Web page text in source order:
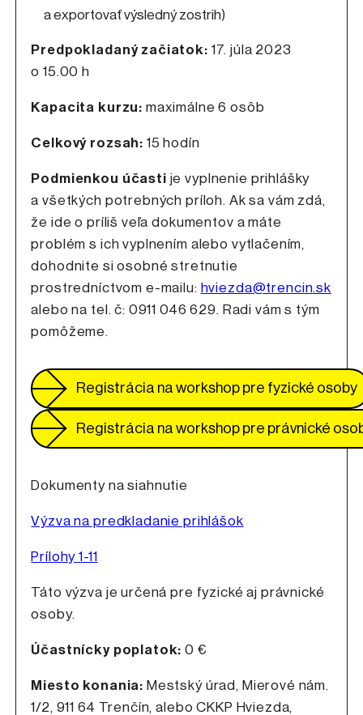
a exportovať výsledný zostrih)
Predpokladaný začiatok: 17. júla 2023
o 15.00 h
Kapacita kurzu: maximálne 6 osôb
Celkový rozsah: 15 hodín
Podmienkou účasti je vyplnenie prihlášky
a všetkých potrebných príloh. Ak sa vám zdá,
že ide o príliš veľa dokumentov a máte
problém s ich vyplnením alebo vytlačením,
dohodnite si osobné stretnutie
prostredníctvom e-mailu: hviezda@trencin.sk
alebo na tel. č: 0911 046 629. Radi vám s tým
pomôžeme.
Registrácia na workshop pre fyzické osoby
Registrácia na workshop pre právnické
Dokumenty na siahnutie
Výzva na predkladanie prihlášok
Prílohy 1-11
Táto výzva je určená pre fyzické aj právnické
osoby.
Účastnícky poplatok: 0 €
Miesto konania: Mestský úrad, Mierové nám.
1/2, 911 64 Trenčín, alebo CKKP Hviezda,